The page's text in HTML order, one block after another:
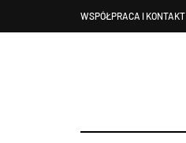
WSPÓŁPRACA I KONTAKT